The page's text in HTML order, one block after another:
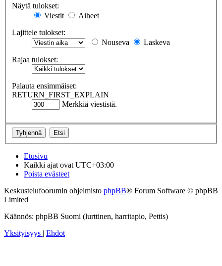
Näytä tulokset:
Viestit
Aiheet
Lajittele tulokset:
Nouseva
Laskeva
Rajaa tulokset:
Palauta ensimmäiset:
RETURN_FIRST_EXPLAIN
Merkkiä viestistä.
Etusivu
Kaikki ajat ovat UTC+03:00
Poista evästeet
Keskustelufoorumin ohjelmisto phpBB® Forum Software © phpBB
Limited
Käännös: phpBB Suomi (lurttinen, harritapio, Pettis)
Yksityisyys | Ehdot